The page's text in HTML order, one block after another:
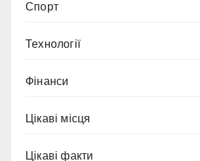
Спорт
Технології
Фінанси
Цікаві місця
Цікаві факти